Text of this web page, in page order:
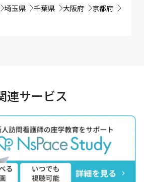
埼玉県 千葉県 大阪府
京都府
連サービス